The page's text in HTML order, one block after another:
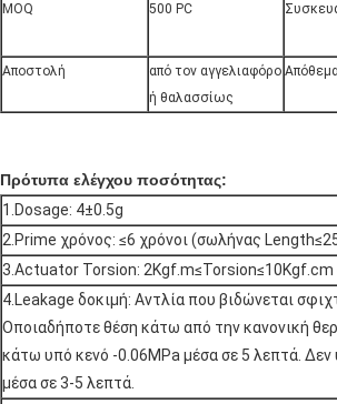
MOQ
500 PC
Αποστολή
από τον αγγελιαφόρο
ή θαλασσίως
Πρότυπα ελέγχου ποσότητας:
1.Dosage: 4±0.5g
2.Prime χρόνος: ≤6 χρόνοι (σωλήνας
3.Actuator Torsion: 2Kgf.m≤Torsion≤10Kgf.cm
4.Leakage δοκιμή: Αντλία που βιδώνεται
Οποιαδήποτε θέση κάτω από την κανονική
κάτω υπό κενό -0.06MPa μέσα σε 5 λεπτά.
μέσα σε 3-5 λεπτά.